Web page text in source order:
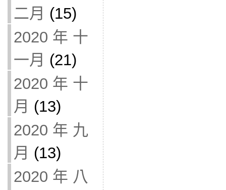
二月 (15)
2020 年 十
一月 (21)
2020 年 十
月 (13)
2020 年 九
月 (13)
2020 年 八